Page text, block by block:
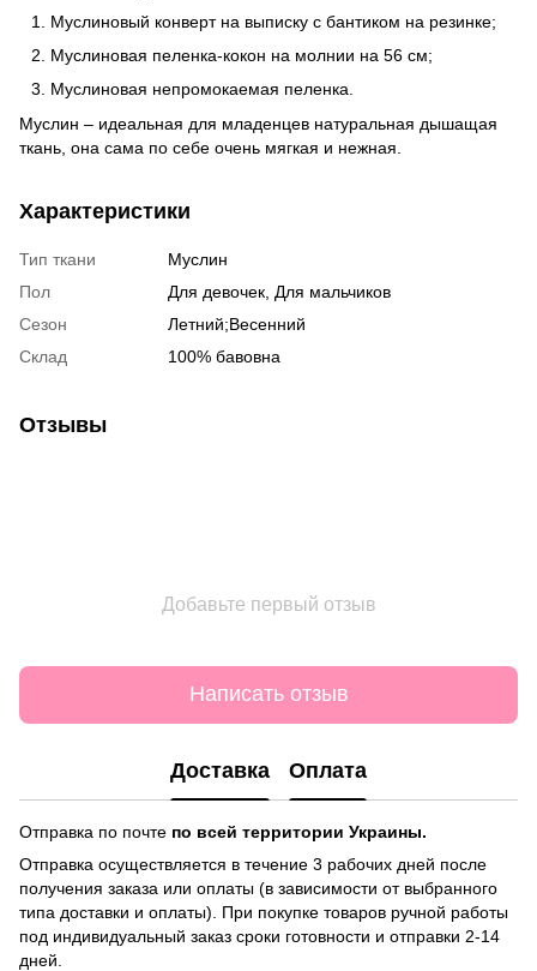
Муслиновый конверт на выписку с бантиком на резинке;
Муслиновая пеленка-кокон на молнии на 56 см;
Муслиновая непромокаемая пеленка.
Муслин – идеальная для младенцев натуральная дышащая
ткань, она сама по себе очень мягкая и нежная.
Характеристики
Тип ткани
Муслин
Пол
Для девочек, Для мальчиков
Сезон
Летний;Весенний
Склад
100% бавовна
Отзывы
Добавьте первый отзыв
Написать отзыв
Доставка Оплата
Отправка по почте по всей территории Украины.
Отправка осуществляется в течение 3 рабочих дней после
получения заказа или оплаты (в зависимости от выбранного
типа доставки и оплаты). При покупке товаров ручной работы
под индивидуальный заказ сроки готовности и отправки 2-14
дней.